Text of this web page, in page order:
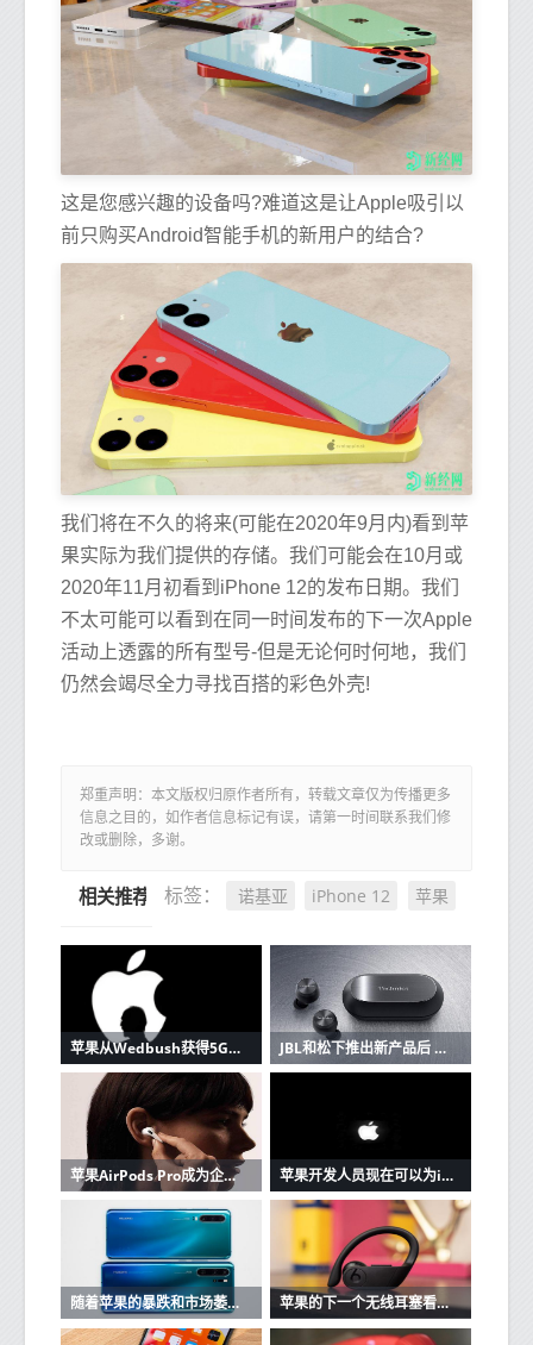
这是您感兴趣的设备吗?难道这是让Apple吸引以
前只购买Android智能手机的新用户的结合?
我们将在不久的将来(可能在2020年9月内)看到苹
果实际为我们提供的存储。我们可能会在10月或
2020年11月初看到iPhone 12的发布日期。我们
不太可能可以看到在同一时间发布的下一次Apple
活动上透露的所有型号-但是无论何时何地，我们
仍然会竭尽全力寻找百搭的彩色外壳!
郑重声明：本文版权归原作者所有，转载文章仅为传播更多
信息之目的，如作者信息标记有误，请第一时间联系我们修
改或删除，多谢。
标签： 诺基亚 iPhone 12 苹果
相关推荐
苹果从Wedbush获得5G潜在看涨信号 JBL和松下推出新产品后 苹果AirPods的竞争加剧
苹果AirPods Pro成为企业家最好朋友的3个原因 苹果开发人员现在可以为iOS和Mac应用程序创建单一购买的应用程序版本
随着苹果的暴跌和市场萎缩，华为在中国保持强大 苹果的下一个无线耳塞看起来很像Beats Powerbeats Pro